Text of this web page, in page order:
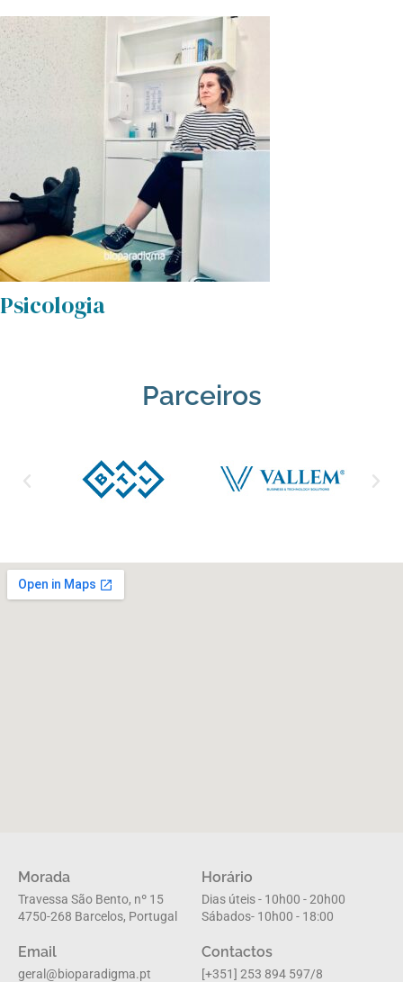
Psicologia
Parceiros
Morada
Travessa São Bento, nº 15
4750-268 Barcelos, Portugal
Horário
Dias úteis - 10h00 - 20h00
Sábados- 10h00 - 18:00
Email
geral@bioparadigma.pt
Contactos
[+351] 253 894 597/8